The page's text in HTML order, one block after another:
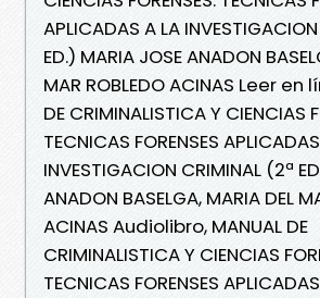
APLICADAS A LA
ED.) MARIA JOSE ANADON
MAR ROBLEDO ACINAS Leer en
DE CRIMINALISTICA Y CIENCIAS
TECNICAS FORENSES
INVESTIGACION CRIMINAL (2ª
ANADON BASELGA, MARIA DEL
ACINAS Audiolibro, MANUAL DE
CRIMINALISTICA Y CIENCIAS
TECNICAS FORENSES